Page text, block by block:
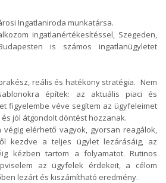
Ingatlaniroda munkatársa.
ingatlanértékesítéssel, Szegeden,
is számos ingatlanügyletet
reális és hatékony stratégia. Nem
építek: az aktuális piaci és
figyelembe véve segítem az ügyfeleimet
jól átgondolt döntést hozzanak.
elérhető vagyok, gyorsan reagálok,
kezdve a teljes ügylet lezárásáig, az
kézben tartom a folyamatot. Rutinos
az ügyfelek érdekeit, a célom
lezárt és kiszámítható eredmény.